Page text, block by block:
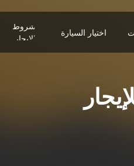
اختيار السيارة
شروط
الإيجار